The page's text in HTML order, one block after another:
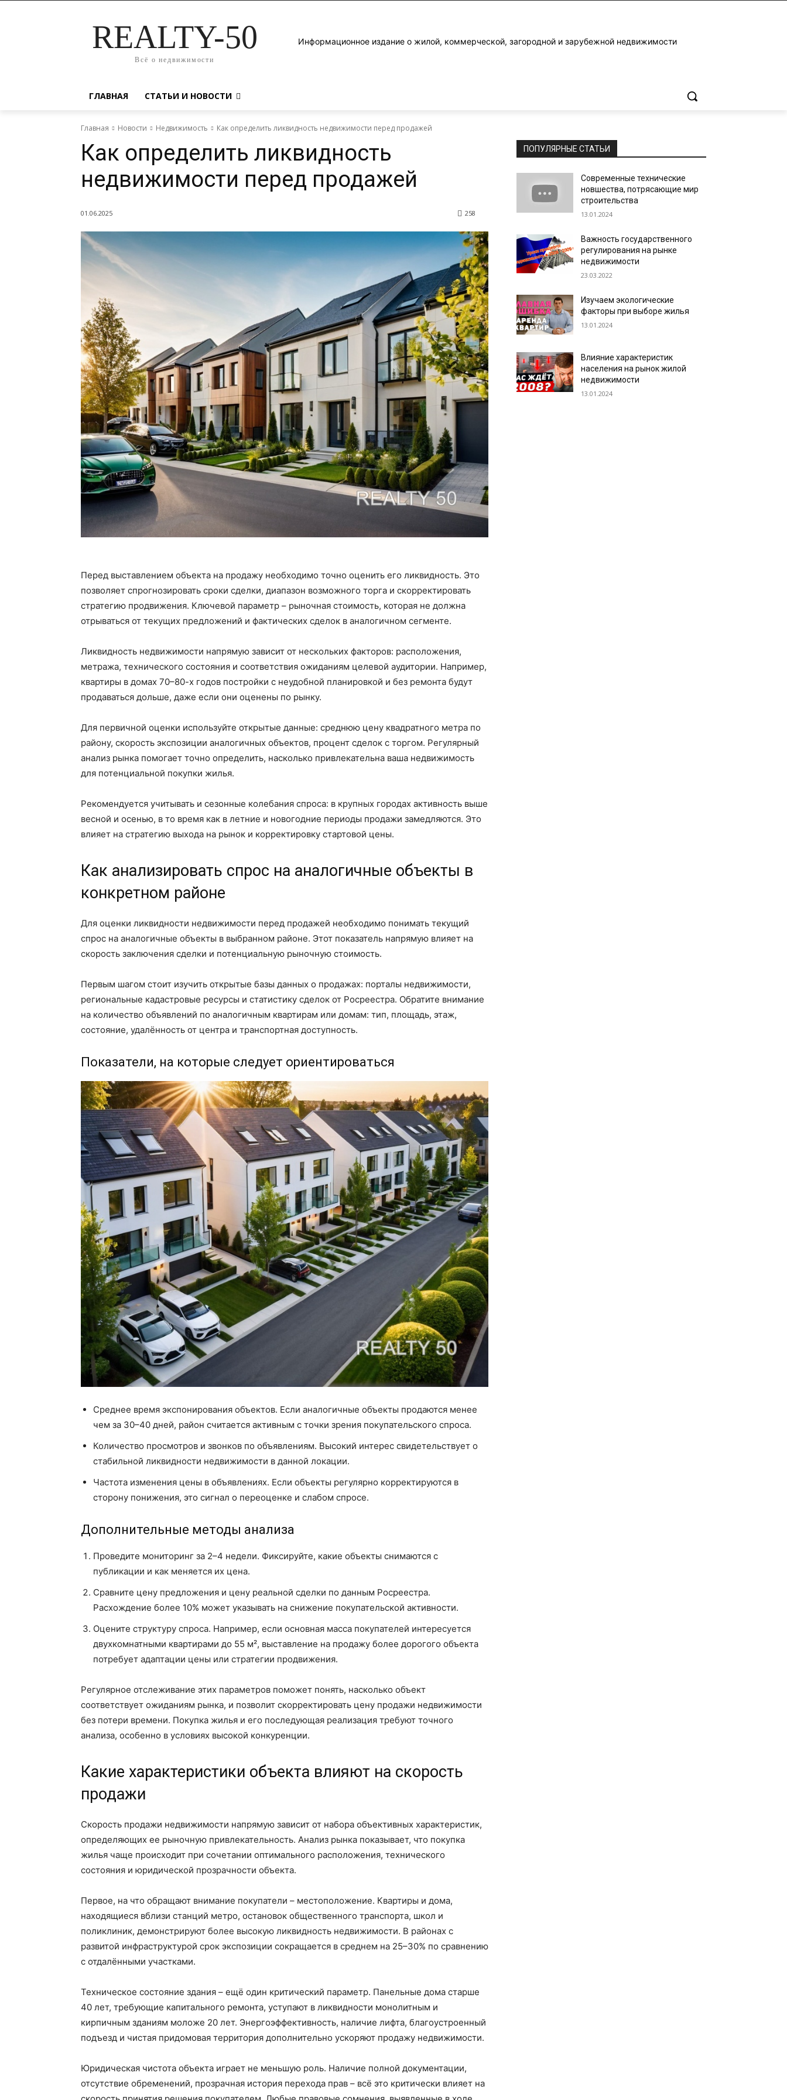
REALTY-50
Всё о недвижимости
Информационное издание о жилой, коммерческой, загородной и зарубежной недвижимости
ГЛАВНАЯ СТАТЬИ И НОВОСТИ
Главная Новости Недвижимость Как определить ликвидность недвижимости перед продажей
Как определить ликвидность
недвижимости перед продажей
01.06.2025 258
Перед выставлением объекта на продажу необходимо точно оценить его ликвидность. Это
позволяет спрогнозировать сроки сделки, диапазон возможного торга и скорректировать
стратегию продвижения. Ключевой параметр – рыночная стоимость, которая не должна
отрываться от текущих предложений и фактических сделок в аналогичном сегменте.
Ликвидность недвижимости напрямую зависит от нескольких факторов: расположения,
метража, технического состояния и соответствия ожиданиям целевой аудитории. Например,
квартиры в домах 70–80-х годов постройки с неудобной планировкой и без ремонта будут
продаваться дольше, даже если они оценены по рынку.
Для первичной оценки используйте открытые данные: среднюю цену квадратного метра по
району, скорость экспозиции аналогичных объектов, процент сделок с торгом. Регулярный
анализ рынка помогает точно определить, насколько привлекательна ваша недвижимость
для потенциальной покупки жилья.
Рекомендуется учитывать и сезонные колебания спроса: в крупных городах активность выше
весной и осенью, в то время как в летние и новогодние периоды продажи замедляются. Это
влияет на стратегию выхода на рынок и корректировку стартовой цены.
Как анализировать спрос на аналогичные объекты в
конкретном районе
Для оценки ликвидности недвижимости перед продажей необходимо понимать текущий
спрос на аналогичные объекты в выбранном районе. Этот показатель напрямую влияет на
скорость заключения сделки и потенциальную рыночную стоимость.
Первым шагом стоит изучить открытые базы данных о продажах: порталы недвижимости,
региональные кадастровые ресурсы и статистику сделок от Росреестра. Обратите внимание
на количество объявлений по аналогичным квартирам или домам: тип, площадь, этаж,
состояние, удалённость от центра и транспортная доступность.
Показатели, на которые следует ориентироваться
Среднее время экспонирования объектов. Если аналогичные объекты продаются менее
чем за 30–40 дней, район считается активным с точки зрения покупательского спроса.
Количество просмотров и звонков по объявлениям. Высокий интерес свидетельствует о
стабильной ликвидности недвижимости в данной локации.
Частота изменения цены в объявлениях. Если объекты регулярно корректируются в
сторону понижения, это сигнал о переоценке и слабом спросе.
Дополнительные методы анализа
Проведите мониторинг за 2–4 недели. Фиксируйте, какие объекты снимаются с
публикации и как меняется их цена.
Сравните цену предложения и цену реальной сделки по данным Росреестра.
Расхождение более 10% может указывать на снижение покупательской активности.
Оцените структуру спроса. Например, если основная масса покупателей интересуется
двухкомнатными квартирами до 55 м², выставление на продажу более дорогого объекта
потребует адаптации цены или стратегии продвижения.
Регулярное отслеживание этих параметров поможет понять, насколько объект
соответствует ожиданиям рынка, и позволит скорректировать цену продажи недвижимости
без потери времени. Покупка жилья и его последующая реализация требуют точного
анализа, особенно в условиях высокой конкуренции.
Какие характеристики объекта влияют на скорость
продажи
Скорость продажи недвижимости напрямую зависит от набора объективных характеристик,
определяющих ее рыночную привлекательность. Анализ рынка показывает, что покупка
жилья чаще происходит при сочетании оптимального расположения, технического
состояния и юридической прозрачности объекта.
Первое, на что обращают внимание покупатели – местоположение. Квартиры и дома,
находящиеся вблизи станций метро, остановок общественного транспорта, школ и
поликлиник, демонстрируют более высокую ликвидность недвижимости. В районах с
развитой инфраструктурой срок экспозиции сокращается в среднем на 25–30% по сравнению
с отдалёнными участками.
Техническое состояние здания – ещё один критический параметр. Панельные дома старше
40 лет, требующие капитального ремонта, уступают в ликвидности монолитным и
кирпичным зданиям моложе 20 лет. Энергоэффективность, наличие лифта, благоустроенный
подъезд и чистая придомовая территория дополнительно ускоряют продажу недвижимости.
Юридическая чистота объекта играет не меньшую роль. Наличие полной документации,
отсутствие обременений, прозрачная история перехода прав – всё это критически влияет на
ПОПУЛЯРНЫЕ СТАТЬИ
Современные технические
новшества, потрясающие мир
строительства
13.01.2024
Важность государственного
регулирования на рынке
недвижимости
23.03.2022
Изучаем экологические
факторы при выборе жилья
13.01.2024
Влияние характеристик
населения на рынок жилой
недвижимости
13.01.2024